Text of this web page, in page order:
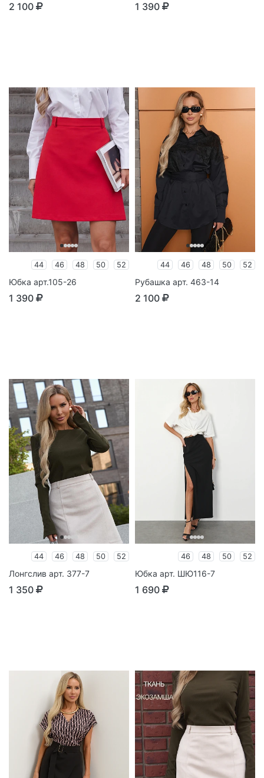
2 100 1 390
44 46 48 50 52
Юбка арт.105-26
1 390
44 46 48 50 52
Рубашка арт. 463-14
2 100
44 46 48 50 52
Лонгслив арт. 377-7
1 350
46 48 50 52
Юбка арт. ШЮ116-7
1 690